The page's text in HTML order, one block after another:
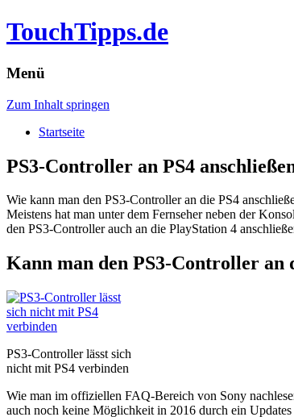
TouchTipps.de
Menü
Zum Inhalt springen
Startseite
PS3-Controller an PS4
Wie kann man den PS3-Controller an die PS4
Meistens hat man unter dem Fernseher neben der
den PS3-Controller auch an die PlayStation 4
Kann man den PS3-Controller an
PS3-Controller lässt sich
nicht mit PS4 verbinden
Wie man im offiziellen FAQ-Bereich von Sony
auch noch keine Möglichkeit in 2016 durch ein